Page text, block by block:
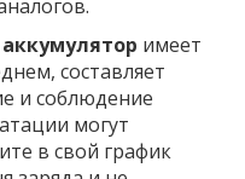
имеет
составляет
и соблюдение
могут
в свой график